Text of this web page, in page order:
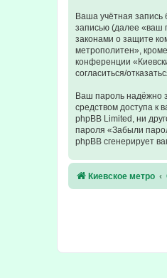
Ваша учётная
записью (далее «ваш
законами о защите
метрополитен»,
конференции
согласиться/
Ваш пароль надёжно
средством доступа к
phpBB Limited, ни
пароля «Забыли
phpBB сгенерирует
Киевское метро